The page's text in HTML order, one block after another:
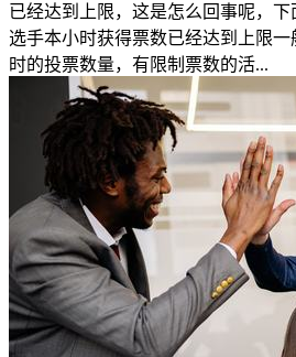
已经达到上限，这是怎么回事呢，下
选手本小时获得票数已经达到上限
时的投票数量，有限制票数的活...